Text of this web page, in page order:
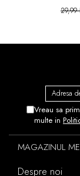
Vreau sa
multe in
MAGAZINUL
Despre noi